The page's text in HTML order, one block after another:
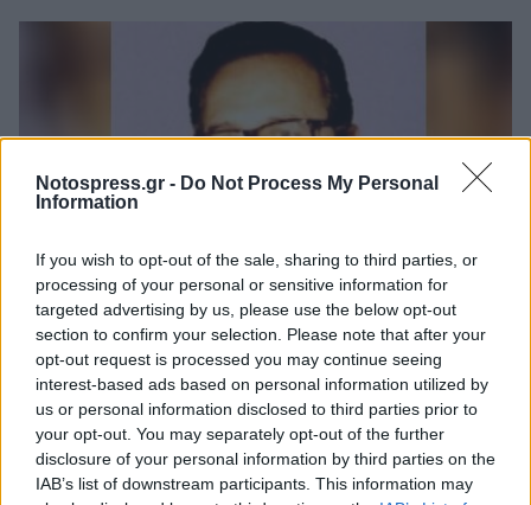
Notospress.gr - Do Not Process My Personal
Information
If you wish to opt-out of the sale, sharing to third parties, or
processing of your personal or sensitive information for
targeted advertising by us, please use the below opt-out
section to confirm your selection. Please note that after your
opt-out request is processed you may continue seeing
interest-based ads based on personal information utilized by
us or personal information disclosed to third parties prior to
your opt-out. You may separately opt-out of the further
disclosure of your personal information by third parties on the
IAB’s list of downstream participants. This information may
Ελλάδα
Ηλίας Βουγιουκλάκης: Πέθανε ο
Μανιάτης πρώην βουλευτής της Νέας
Δημοκρατίας
05 Αυγούστου 2023 21:39